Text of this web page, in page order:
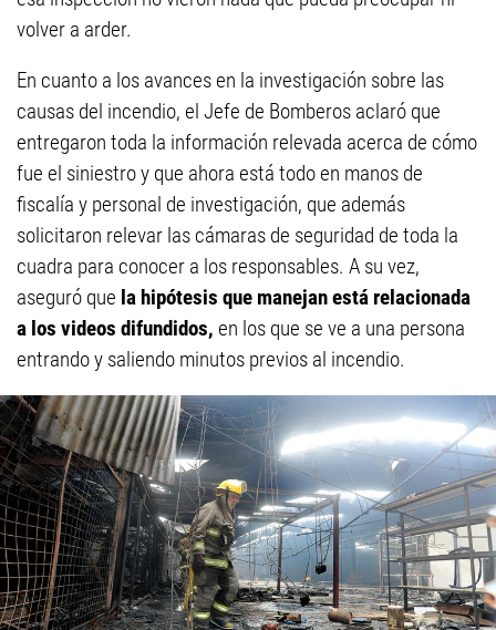
volver a arder.
En cuanto a los avances en la investigación sobre las
causas del incendio, el Jefe de Bomberos aclaró que
entregaron toda la información relevada acerca de cómo
fue el siniestro y que ahora está todo en manos de
fiscalía y personal de investigación, que además
solicitaron relevar las cámaras de seguridad de toda la
cuadra para conocer a los responsables. A su vez,
aseguró que la hipótesis que manejan está relacionada
a los videos difundidos, en los que se ve a una persona
entrando y saliendo minutos previos al incendio.